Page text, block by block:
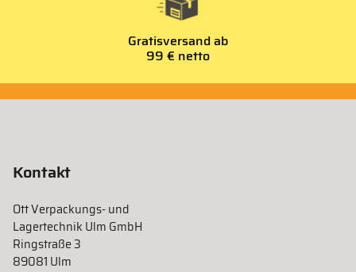
Gratisversand ab
99 € netto
Kontakt
Ott Verpackungs- und
Lagertechnik Ulm GmbH
Ringstraße 3
89081 Ulm